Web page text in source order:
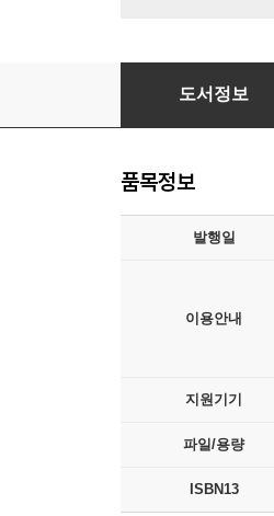
지하로부터의 수기
도서정보
품목정보
발행일
이용안내
지원기기
파일/용량
ISBN13